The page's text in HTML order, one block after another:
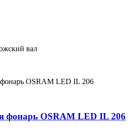
вал
фонарь OSRAM LED IL 206